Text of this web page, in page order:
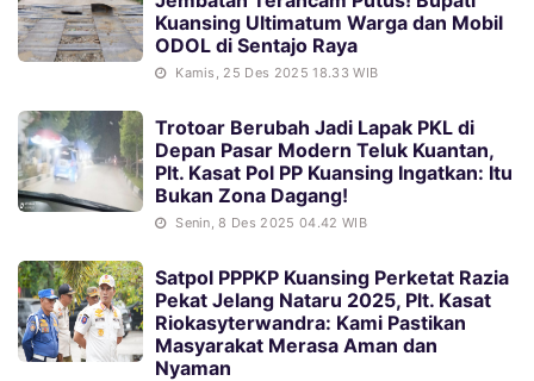
Kuansing Ultimatum Warga dan Mobil
ODOL di Sentajo Raya
Kamis, 25 Des 2025 18.33 WIB
Trotoar Berubah Jadi Lapak PKL di
Depan Pasar Modern Teluk Kuantan,
Plt. Kasat Pol PP Kuansing Ingatkan: Itu
Bukan Zona Dagang!
Senin, 8 Des 2025 04.42 WIB
Satpol PPPKP Kuansing Perketat Razia
Pekat Jelang Nataru 2025, Plt. Kasat
Riokasyterwandra: Kami Pastikan
Masyarakat Merasa Aman dan
Nyaman